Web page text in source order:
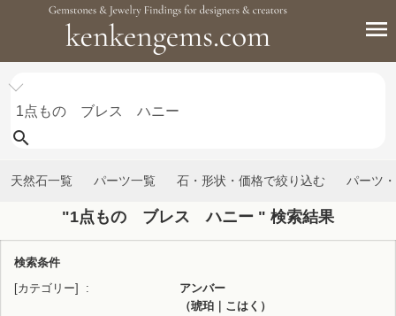
天然石一覧 パーツ一覧 石・形状・価格で絞り込む パーツ
"1点もの ブレス ハニー " 検索結果
検索条件
[カテゴリー]
アンバー
（琥珀｜こはく）